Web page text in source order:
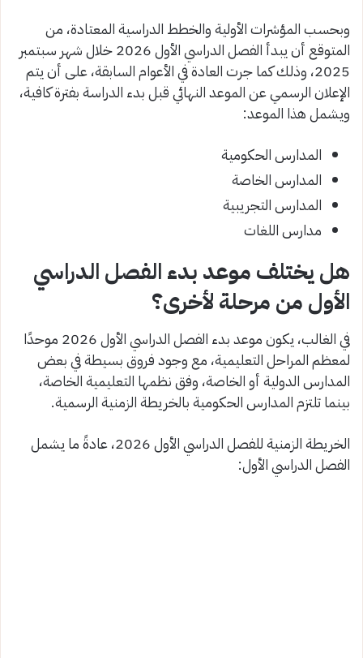
وبحسب المؤشرات الأولية والخطط الدراسية المعتادة، من
المتوقع أن يبدأ الفصل الدراسي الأول 2026 خلال شهر سبتمبر
2025، وذلك كما جرت العادة في الأعوام السابقة، على أن يتم
الإعلان الرسمي عن الموعد النهائي قبل بدء الدراسة بفترة كافية،
ويشمل هذا الموعد:
المدارس الحكومية
المدارس الخاصة
المدارس التجريبية
مدارس اللغات
هل يختلف موعد بدء الفصل الدراسي
الأول من مرحلة لأخرى؟
في الغالب، يكون موعد بدء الفصل الدراسي الأول 2026 موحدًا
لمعظم المراحل التعليمية، مع وجود فروق بسيطة في بعض
المدارس الدولية أو الخاصة، وفق نظمها التعليمية الخاصة،
بينما تلتزم المدارس الحكومية بالخريطة الزمنية الرسمية.
الخريطة الزمنية للفصل الدراسي الأول 2026، عادةً ما يشمل
الفصل الدراسي الأول: